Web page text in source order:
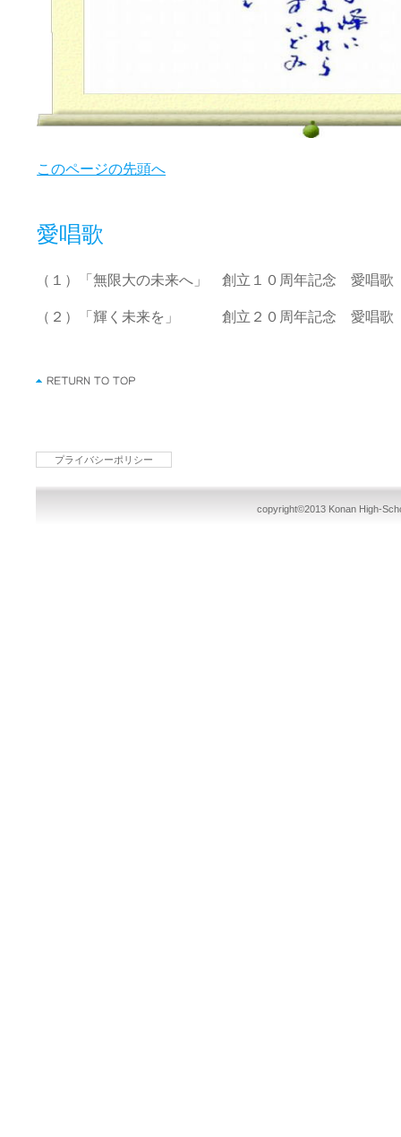
このページの先頭へ
愛唱歌
（１）「無限大の未来へ」 創立１０周年記念 愛唱歌
（２）「輝く未来を」 創立２０周年記念 愛唱歌
copyright©2013 Konan High-
プライバシーポリシー